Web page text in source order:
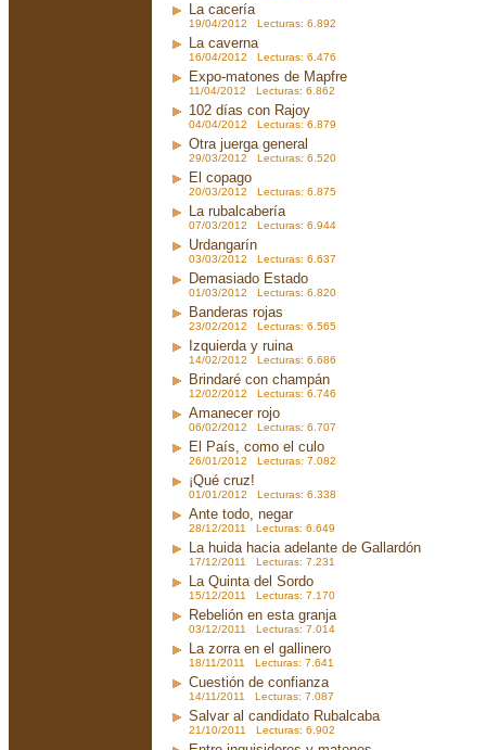
La cacería
19/04/2012 Lecturas: 6.892
La caverna
16/04/2012 Lecturas: 6.476
Expo-matones de Mapfre
11/04/2012 Lecturas: 6.862
102 días con Rajoy
04/04/2012 Lecturas: 6.879
Otra juerga general
29/03/2012 Lecturas: 6.520
El copago
20/03/2012 Lecturas: 6.875
La rubalcabería
07/03/2012 Lecturas: 6.944
Urdangarín
03/03/2012 Lecturas: 6.637
Demasiado Estado
01/03/2012 Lecturas: 6.820
Banderas rojas
23/02/2012 Lecturas: 6.565
Izquierda y ruina
14/02/2012 Lecturas: 6.686
Brindaré con champán
12/02/2012 Lecturas: 6.746
Amanecer rojo
06/02/2012 Lecturas: 6.707
El País, como el culo
26/01/2012 Lecturas: 7.082
¡Qué cruz!
01/01/2012 Lecturas: 6.338
Ante todo, negar
28/12/2011 Lecturas: 6.649
La huida hacia adelante de Gallardón
17/12/2011 Lecturas: 7.231
La Quinta del Sordo
15/12/2011 Lecturas: 7.170
Rebelión en esta granja
03/12/2011 Lecturas: 7.014
La zorra en el gallinero
18/11/2011 Lecturas: 7.641
Cuestión de confianza
14/11/2011 Lecturas: 7.087
Salvar al candidato Rubalcaba
21/10/2011 Lecturas: 6.902